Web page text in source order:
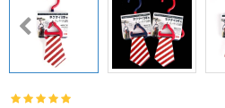
Hotline: 0816 505 655
Tải App SanHangRe nhận Quà